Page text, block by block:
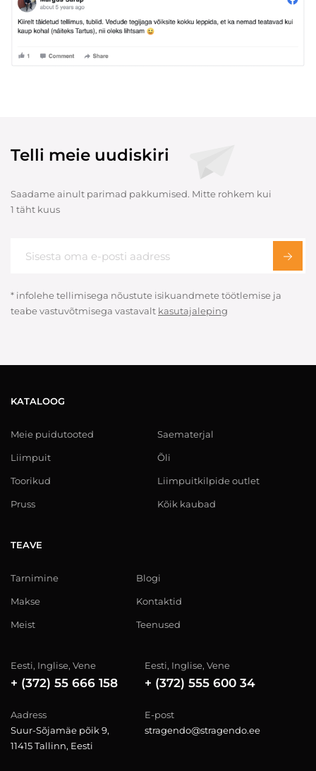
Telli meie uudiskiri
Saadame ainult parimad pakkumised. Mitte rohkem kui
1 täht kuus
* infolehe tellimisega nõustute isikuandmete töötlemise ja
teabe vastuvõtmisega vastavalt kasutajaleping
KATALOOG
Meie puidutooted
Liimpuit
Toorikud
Pruss
Saematerjal
Õli
Liimpuitkilpide outlet
Kõik kaubad
TEAVE
Tarnimine
Makse
Meist
Blogi
Kontaktid
Teenused
Eesti, Inglise, Vene
+ (372) 55 666 158
Eesti, Inglise, Vene
+ (372) 555 600 34
Aadress
Suur-Sõjamäe põik 9,
11415 Tallinn, Eesti
E-post
stragendo@stragendo.ee